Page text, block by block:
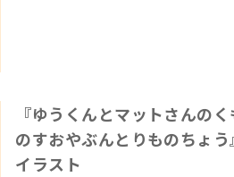
『ゆうくんとマットさんの
のすおやぶんとりものちょ
イラスト